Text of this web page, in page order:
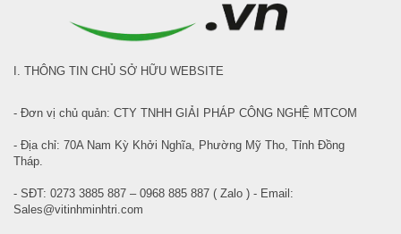
I. THÔNG TIN CHỦ SỞ HỮU WEBSITE
- Đơn vị chủ quản: CTY TNHH GIẢI PHÁP CÔNG NGHỆ MTCOM
- Địa chỉ: 70A Nam Kỳ Khởi Nghĩa, Phường Mỹ Tho, Tỉnh Đồng
Tháp.
- SĐT: 0273 3885 887 – 0968 885 887 ( Zalo ) - Email:
Sales@vitinhminhtri.com